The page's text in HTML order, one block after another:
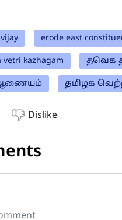
erode east
vetri kazhagam தவெக
ஆணையம் தமிழக
Dislike